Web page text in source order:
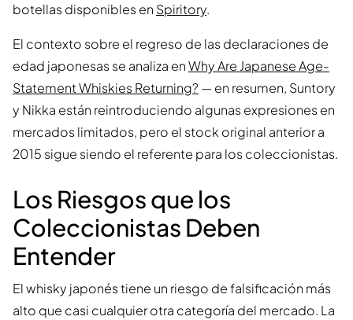
botellas disponibles en Spiritory.
El contexto sobre el regreso de las declaraciones de
edad japonesas se analiza enWhy Are Japanese Age-
Statement Whiskies Returning? — en resumen, Suntory
y Nikka están reintroduciendo algunas expresiones en
mercados limitados, pero el stock original anterior a
2015 sigue siendo el referente para los coleccionistas.
Los Riesgos que los
Coleccionistas Deben
Entender
El whisky japonés tiene un riesgo de falsificación más
alto que casi cualquier otra categoría del mercado. La